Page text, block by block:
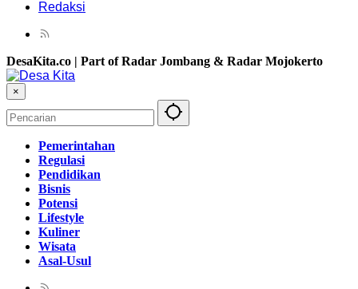
Redaksi
DesaKita.co | Part of Radar Jombang & Radar Mojokerto
×
Pemerintahan
Regulasi
Pendidikan
Bisnis
Potensi
Lifestyle
Kuliner
Wisata
Asal-Usul